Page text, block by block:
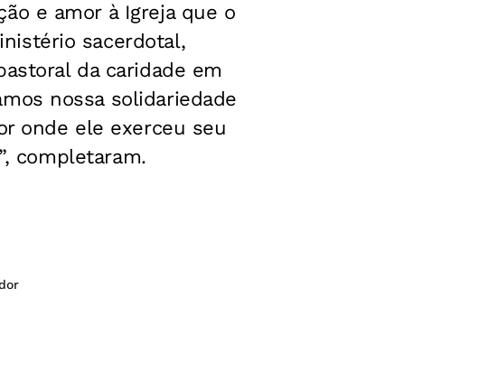
e amor à Igreja que o
sacerdotal,
da caridade em
nossa solidariedade
onde ele exerceu seu
completaram.